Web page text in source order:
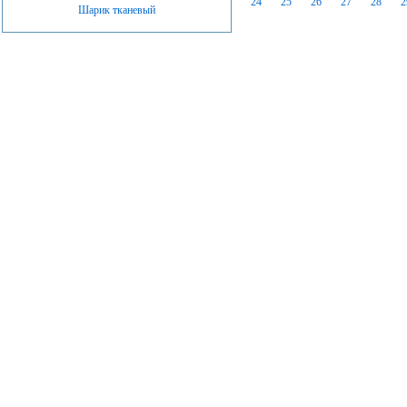
Шарик тканевый